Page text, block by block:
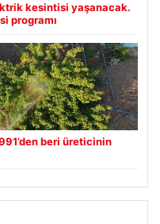
kesintisi yaşanacak.
programı
beri üreticinin